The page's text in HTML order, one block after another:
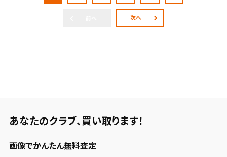
次へ
あなたのクラブ、 買い取ります！
画像でかんたん無料査定